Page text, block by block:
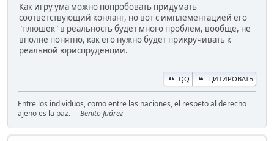
Как игру ума можно попробовать придумать
соответствующий конланг, но вот с имплементацией его
"плюшек" в реальность будет много проблем, вообще, не
вполне понятно, как его нужно будет прикручивать к
реальной юриспруденции.
QQ ЦИТИРОВАТЬ
Entre los individuos, como entre las naciones, el respeto al derecho
ajeno es la paz. - Benito Juárez